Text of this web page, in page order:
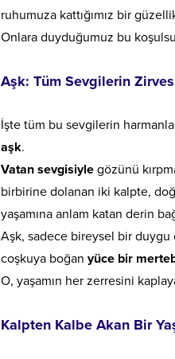
ruhumuza kattığımız bir
Onlara duyduğumuz bu
Aşk: Tüm Sevgilerin
İşte tüm bu sevgilerin
aşk.
Vatan sevgisiyle gözünü
birbirine dolanan iki kalpte,
yaşamına anlam katan derin
Aşk, sadece bireysel bir duygu
coşkuya boğan yüce bir
O, yaşamın her zerresini
Kalpten Kalbe Akan Bir